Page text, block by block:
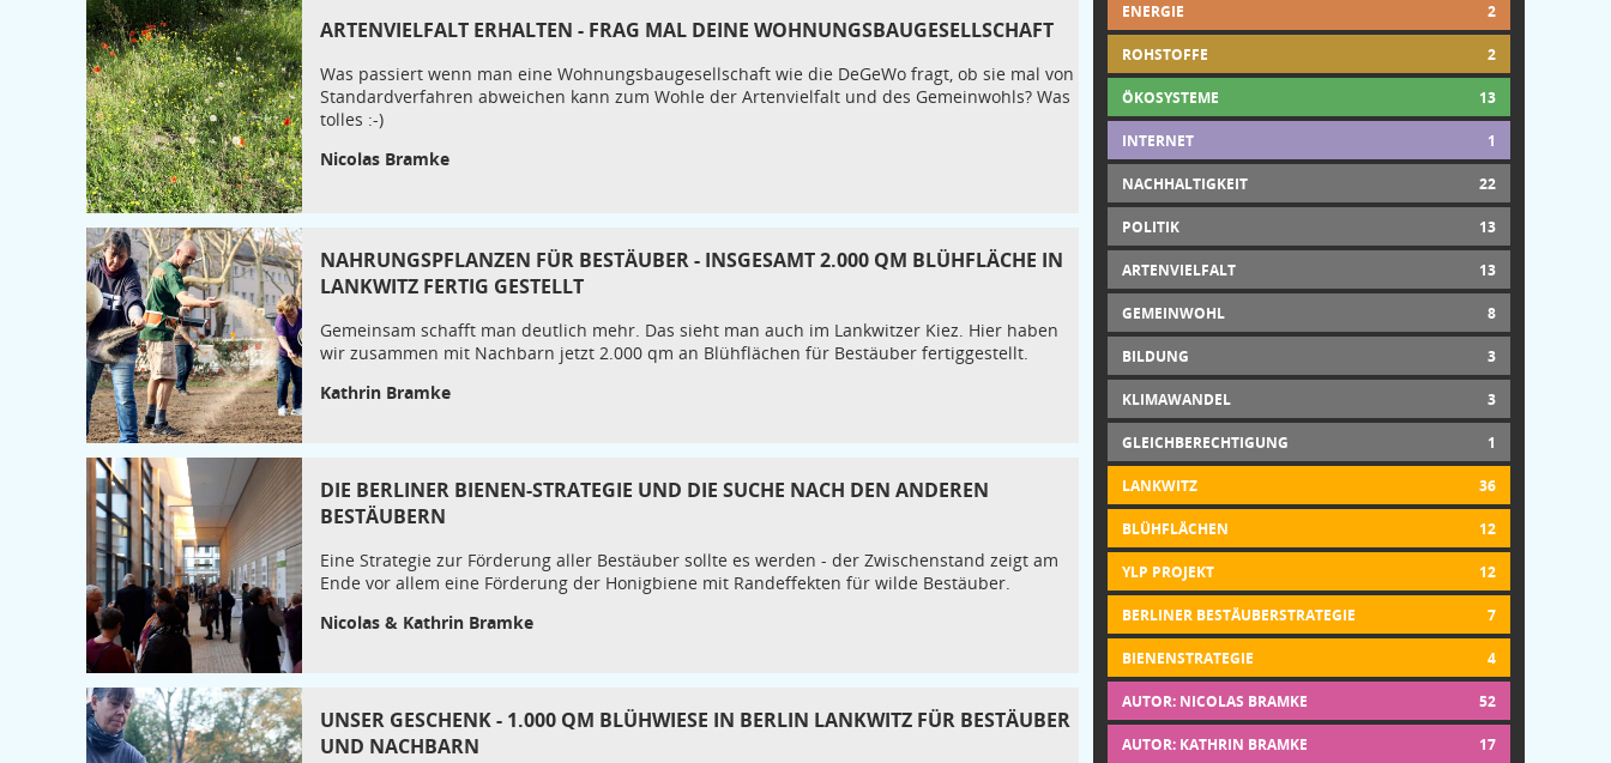
ARTENVIELFALT ERHALTEN - FRAG MAL DEINE WOHNUNGSBAUGESELLSCHAFT
Was passiert wenn man eine Wohnungsbaugesellschaft wie die DeGeWo fragt, ob sie mal von
Standardverfahren abweichen kann zum Wohle der Artenvielfalt und des Gemeinwohls? Was
tolles :-)
Nicolas Bramke
NAHRUNGSPFLANZEN FÜR BESTÄUBER - INSGESAMT 2.000 QM BLÜHFLÄCHE IN
LANKWITZ FERTIG GESTELLT
Gemeinsam schafft man deutlich mehr. Das sieht man auch im Lankwitzer Kiez. Hier haben
wir zusammen mit Nachbarn jetzt 2.000 qm an Blühflächen für Bestäuber fertiggestellt.
Kathrin Bramke
DIE BERLINER BIENEN-STRATEGIE UND DIE SUCHE NACH DEN ANDEREN
BESTÄUBERN
Eine Strategie zur Förderung aller Bestäuber sollte es werden - der Zwischenstand zeigt am
Ende vor allem eine Förderung der Honigbiene mit Randeffekten für wilde Bestäuber.
Nicolas & Kathrin Bramke
UNSER GESCHENK - 1.000 QM BLÜHWIESE IN BERLIN LANKWITZ FÜR BESTÄUBER
UND NACHBARN
ENERGIE 2
ROHSTOFFE 2
ÖKOSYSTEME 13
INTERNET 1
NACHHALTIGKEIT 22
POLITIK 13
ARTENVIELFALT 13
GEMEINWOHL 8
BILDUNG 3
KLIMAWANDEL 3
GLEICHBERECHTIGUNG 1
LANKWITZ 36
BLÜHFLÄCHEN 12
YLP PROJEKT 12
BERLINER BESTÄUBERSTRATEGIE 7
BIENENSTRATEGIE 4
AUTOR: NICOLAS BRAMKE 52
AUTOR: KATHRIN BRAMKE 17